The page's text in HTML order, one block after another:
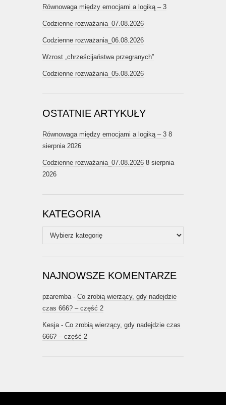
Równowaga między emocjami a logiką – 3
Codzienne rozważania_07.08.2026
Codzienne rozważania_06.08.2026
Wzrost „chrześcijaństwa przegranych”
Codzienne rozważania_05.08.2026
OSTATNIE ARTYKUŁY
Równowaga między emocjami a logiką – 3 8
sierpnia 2026
Codzienne rozważania_07.08.2026 8 sierpnia
2026
KATEGORIA
Kategoria
NAJNOWSZE KOMENTARZE
pzaremba- Co zrobią wierzący, gdy nadejdzie
czas 666? – część 2
Kesja- Co zrobią wierzący, gdy nadejdzie czas
666? – część 2